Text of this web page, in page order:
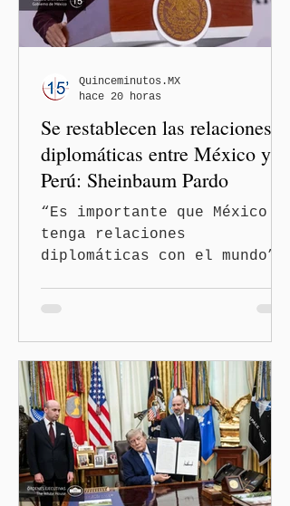
Se restablecen las relaciones
diplomáticas entre México y
Perú: Sheinbaum Pardo
“Es importante que México
tenga relaciones
diplomáticas con el mundo”,
Sheinbaum Pardo anunció el
restablecimiento de las
relaciones diplomáticas
entre los gobiernos de
México y Perú. “Es
importante que más allá de
la orientación política de
los gobiernos —porque hay
Quinceminutos.MX
hace 20 horas